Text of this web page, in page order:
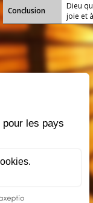
Conclusion
Dieu
joie et
notre
nous
nous